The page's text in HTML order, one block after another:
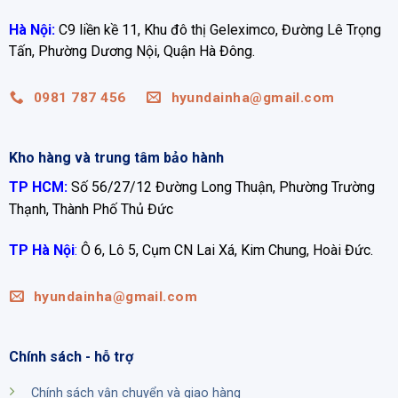
Hà Nội:C9 liền kề 11, Khu đô thị Geleximco, Đường Lê Trọng
Tấn, Phường Dương Nội, Quận Hà Đông.
0981 787 456 hyundainha@gmail.com
Kho hàng và trung tâm bảo hành
TP HCM: Số 56/27/12 Đường Long Thuận, Phường Trường
Thạnh, Thành Phố Thủ Đức
TP Hà Nội: Ô 6, Lô 5, Cụm CN Lai Xá, Kim Chung, Hoài Đức.
hyundainha@gmail.com
Chính sách - hỗ trợ
Chính sách vận chuyển và giao hàng